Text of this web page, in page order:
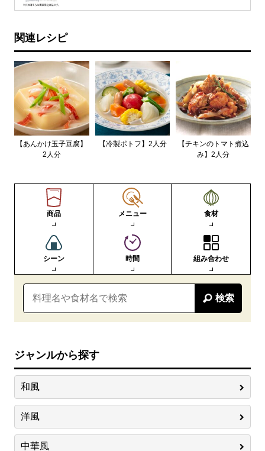
関連レシピ
【あんかけ玉子豆腐】
2人分
【冷製ポトフ】2人分
【チキンのトマト煮込
み】2人分
商品 メニュー 食材
シーン 時間 組み合わせ
検索
ジャンルから探す
和風
洋風
中華風